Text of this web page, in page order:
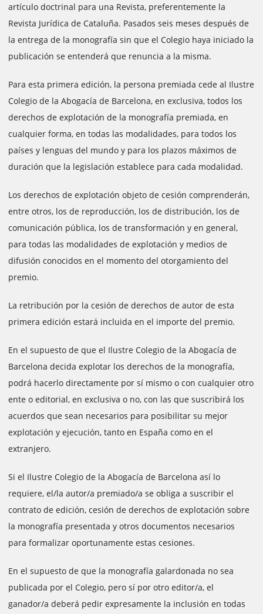
artículo doctrinal para una Revista, preferentemente la
Revista Jurídica de Cataluña. Pasados ​​seis meses después de
la entrega de la monografía sin que el Colegio haya iniciado la
publicación se entenderá que renuncia a la misma.
Para esta primera edición, la persona premiada cede al Ilustre
Colegio de la Abogacía de Barcelona, ​​en exclusiva, todos los
derechos de explotación de la monografía premiada, en
cualquier forma, en todas las modalidades, para todos los
países y lenguas del mundo y para los plazos máximos de
duración que la legislación establece para cada modalidad.
Los derechos de explotación objeto de cesión comprenderán,
entre otros, los de reproducción, los de distribución, los de
comunicación pública, los de transformación y en general,
para todas las modalidades de explotación y medios de
difusión conocidos en el momento del otorgamiento del
premio.
La retribución por la cesión de derechos de autor de esta
primera edición estará incluida en el importe del premio.
En el supuesto de que el Ilustre Colegio de la Abogacía de
Barcelona decida explotar los derechos de la monografía,
podrá hacerlo directamente por sí mismo o con cualquier otro
ente o editorial, en exclusiva o no, con las que suscribirá los
acuerdos que sean necesarios para posibilitar su mejor
explotación y ejecución, tanto en España como en el
extranjero.
Si el Ilustre Colegio de la Abogacía de Barcelona así lo
requiere, el/la autor/a premiado/a se obliga a suscribir el
contrato de edición, cesión de derechos de explotación sobre
la monografía presentada y otros documentos necesarios
para formalizar oportunamente estas cesiones.
En el supuesto de que la monografía galardonada no sea
publicada por el Colegio, pero sí por otro editor/a, el
ganador/a deberá pedir expresamente la inclusión en todas